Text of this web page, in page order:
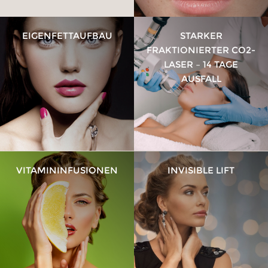
EIGENFETTAUFBAU
STARKER
FRAKTIONIERTER CO2-
LASER – 14 TAGE
AUSFALL
HAUTBERATUNG AUGENBRAUEN LIFTING
VITAMIN­INFUSIONEN INVISIBLE LIFT